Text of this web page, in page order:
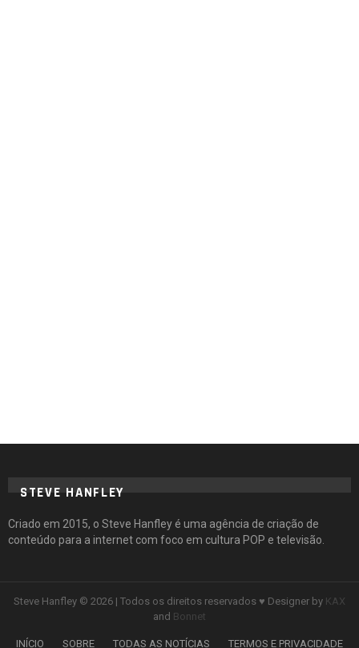
STEVE HANFLEY
Criado em 2015, o Steve Hanfley é uma agência de criação de
conteúdo para a internet com foco em cultura POP e televisão.
Steve Hanfley © 2026 | Todos os direitos reservados ♥ Designer by KAX
and Bonnet
INÍCIO SOBRE TODAS AS NOTÍCIAS TERMOS E PRIVACIDADE